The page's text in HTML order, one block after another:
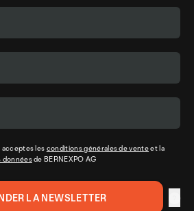
acceptes les conditions générales de venteet la
donnéesde BERNEXPO AG